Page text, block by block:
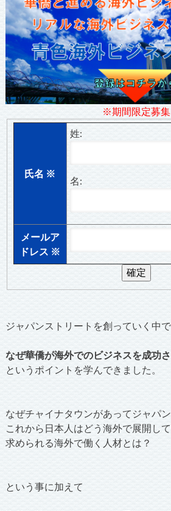
※期間限定募集
氏名 ※
姓:
名:
メールア
ドレス ※
ジャパンストリートを創っていく中
なぜ華僑が海外でのビジネスを成功
というポイントを学んできました。
なぜチャイナタウンがあってジャパ
これから日本人はどう海外で展開し
求められる海外で働く人材とは？
という事に加えて